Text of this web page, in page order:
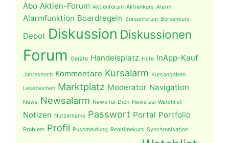
Abo Aktien-Forum Aktienforum Aktienkurs Alarm
Alarmfunktion Boardregeln Börsenforum Börsenkurs
Depot Diskussion Diskussionen
Forum Geräte Handelsplatz Hilfe InApp-Kauf
Jahreshoch Kommentare Kursalarm Kursangaben
Lesezeichen Marktplatz Moderator Navigation
News Newsalarm News für Dich News zur Watchlist
Notizen Nutzername Passwort Portal Portfolio
Problem Profil Pushmeldung Realtimekurs Synchronisation